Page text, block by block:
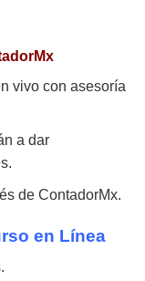
vivo con asesoría
a dar
de ContadorMx.
en Línea